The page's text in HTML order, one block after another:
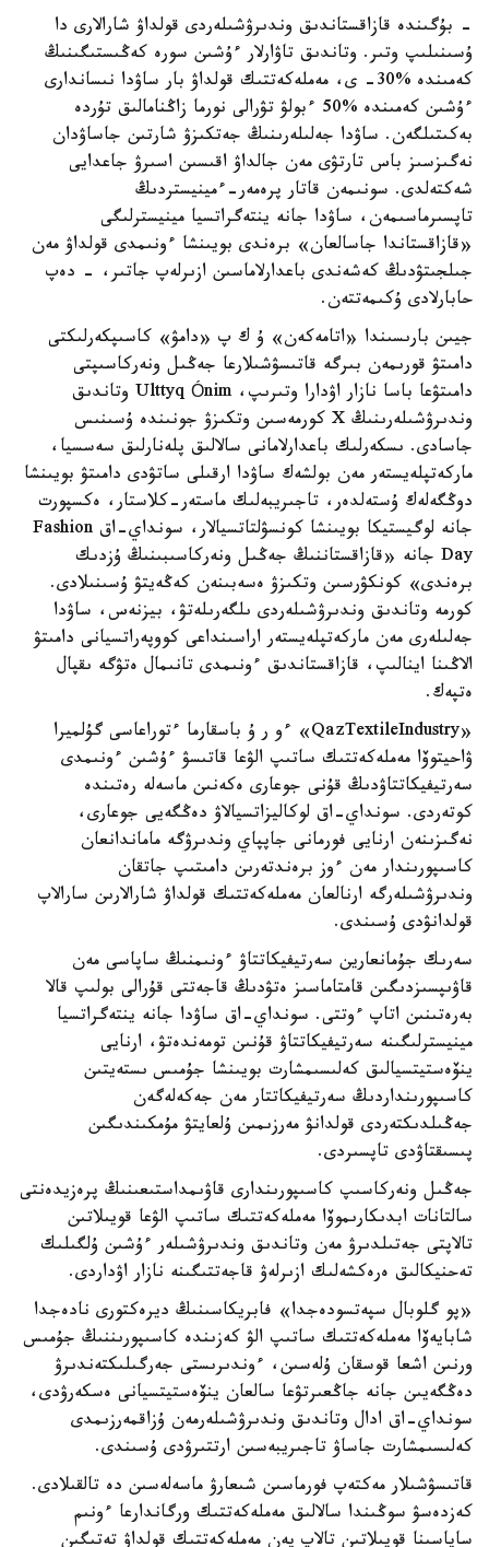
- بۇگىندە قازاقستاندىق وندىرۋشىلەردى قولداۋ شارالارى دا
ۇسىنىلىپ وتىر. وتاندىق تاۋارلار ءۇشىن سورە كەڭىستىگىنىڭ
كەمىندە %30- ى، مەملەكەتتىك قولداۋ بار ساۋدا نىساندارى
ءۇشىن كەمىندە %50 ءبولۋ تۋرالى نورما زاڭنامالىق تۇردە
بەكىتىلگەن. ساۋدا جەلىلەرىنىڭ جەتكىزۋ شارتىن جاساۋدان
نەگىزسىز باس تارتۋى مەن جالداۋ اقىسىن اسىرۋ جاعدايى
شەكتەلدى. سونىمەن قاتار پرەمەر-ءمينيستردىڭ
تاپسىرماسىمەن، ساۋدا جانە ينتەگراتسيا مينيسترلىگى
«قازاقستاندا جاسالعان» برەندى بويىنشا ءونىمدى قولداۋ مەن
جىلجىتۋدىڭ كەشەندى باعدارلاماسىن ازىرلەپ جاتىر، - دەپ
حابارلادى ۇكىمەتتەن.
جيىن بارىسىندا «اتامەكەن» ۇ ك پ «دامۋ» كاسىپكەرلىكتى
دامىتۋ قورىمەن بىرگە قاتىسۋشىلارعا جەڭىل ونەركاسىپتى
دامىتۋعا باسا نازار اۋدارا وتىرىپ، Ulttyq Ónim وتاندىق
وندىرۋشىلەرىنىڭ X كورمەسىن وتكىزۋ جونىندە ۇسىنىس
جاسادى. ىسكەرلىك باعدارلامانى سالالىق پلەنارلىق سەسسيا،
ماركەتپلەيستەر مەن بولشەك ساۋدا ارقىلى ساتۋدى دامىتۋ بويىنشا
دوڭگەلەك ۇستەلدەر، تاجىريبەلىك ماستەر-كلاستار، ەكسپورت
جانە لوگيستيكا بويىنشا كونسۋلتاتسيالار، سونداي-اق Fashion
Day جانە «قازاقستاننىڭ جەڭىل ونەركاسىبىنىڭ ۇزدىك
برەندى» كونكۋرسىن وتكىزۋ ەسەبىنەن كەڭەيتۋ ۇسىنىلادى.
كورمە وتاندىق وندىرۋشىلەردى ىلگەرىلەتۋ، بيزنەس، ساۋدا
جەلىلەرى مەن ماركەتپلەيستەر اراسىنداعى كووپەراتسيانى دامىتۋ
الاڭىنا اينالىپ، قازاقستاندىق ءونىمدى تانىمال ەتۋگە ىقپال
ەتپەك.
«QazTextileIndustry» ءو ر ۇ باسقارما ءتوراعاسى گۇلميرا
ۋاحيتوۆا مەملەكەتتىك ساتىپ الۋعا قاتىسۋ ءۇشىن ءونىمدى
سەرتيفيكاتتاۋدىڭ قۇنى جوعارى ەكەنىن ماسەلە رەتىندە
كوتەردى. سونداي-اق لوكاليزاتسيالاۋ دەڭگەيى جوعارى،
نەگىزىنەن ارنايى فورمانى جاپپاي وندىرۋگە ماماندانعان
كاسىپورىندار مەن ءوز برەندتەرىن دامىتىپ جاتقان
وندىرۋشىلەرگە ارنالعان مەملەكەتتىك قولداۋ شارالارىن سارالاپ
قولدانۋدى ۇسىندى.
سەرىك جۇمانعارين سەرتيفيكاتتاۋ ءونىمنىڭ ساپاسى مەن
قاۋىپسىزدىگىن قامتاماسىز ەتۋدىڭ قاجەتتى قۇرالى بولىپ قالا
بەرەتىنىن اتاپ ءوتتى. سونداي-اق ساۋدا جانە ينتەگراتسيا
مينيسترلىگىنە سەرتيفيكاتتاۋ قۇنىن تومەندەتۋ، ارنايى
ينۆەستيتسيالىق كەلىسىمشارت بويىنشا جۇمىس ىستەيتىن
كاسىپورىنداردىڭ سەرتيفيكاتتار مەن جەكەلەگەن
جەڭىلدىكتەردى قولدانۋ مەرزىمىن ۇلعايتۋ مۇمكىندىگىن
پىسىقتاۋدى تاپسىردى.
جەڭىل ونەركاسىپ كاسىپورىندارى قاۋىمداستىعىنىڭ پرەزيدەنتى
سالتانات ابدىكارىموۆا مەملەكەتتىك ساتىپ الۋعا قويىلاتىن
تالاپتى جەتىلدىرۋ مەن وتاندىق وندىرۋشىلەر ءۇشىن ۇلگىلىك
تەحنيكالىق ەرەكشەلىك ازىرلەۋ قاجەتتىگىنە نازار اۋداردى.
«پو گلوبال سپەتسودەجدا» فابريكاسىنىڭ ديرەكتورى نادەجدا
شابايەۆا مەملەكەتتىك ساتىپ الۋ كەزىندە كاسىپورىننىڭ جۇمىس
ورنىن اشعا قوسقان ۇلەسىن، ءوندىرىستى جەرگىلىكتەندىرۋ
دەڭگەيىن جانە جاڭعىرتۋعا سالعان ينۆەستيتسيانى ەسكەرۋدى،
سونداي-اق ادال وتاندىق وندىرۋشىلەرمەن ۇزاقمەرزىمدى
كەلىسىمشارت جاساۋ تاجىريبەسىن ارتتىرۋدى ۇسىندى.
قاتىسۋشىلار مەكتەپ فورماسىن شىعارۋ ماسەلەسىن دە تالقىلادى.
كەزدەسۋ سوڭىندا سالالىق مەملەكەتتىك ورگاندارعا ءونىم